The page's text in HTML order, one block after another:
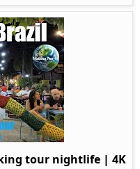
tour nightlife | 4K